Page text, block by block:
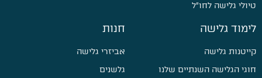
טיולי גלישה לחו״ל
לימוד גלישה
קייטנות גלישה
חוגי הגלישה השנתיים שלנו
חנות
אביזרי גלישה
גלשנים